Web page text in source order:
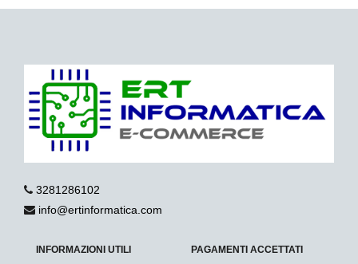
3281286102
info@ertinformatica.com
INFORMAZIONI UTILI PAGAMENTI ACCETTATI